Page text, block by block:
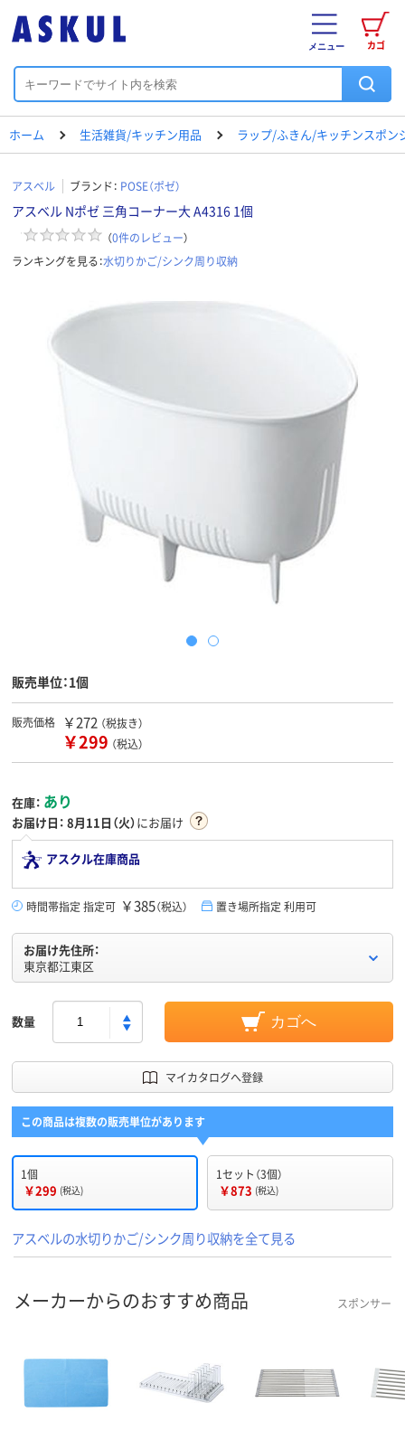
カゴ
メニュー
ホーム 生活雑貨/キッチン用品 ラップ/ふきん/キッチンスポン
アスベル ブランド： POSE（ポゼ）
アスベル Nポゼ 三角コーナー大 A4316 1個
（0件のレビュー）
ランキングを見る：水切りかご/シンク周り収納
販売単位：1個
販売価格 ￥272 （税抜き）
￥299 （税込）
在庫： あり
お届け日： 8月11日（火）にお届け
アスクル在庫商品
時間帯指定 指定可 ￥385（税込） 置き場所指定 利用可
お届け先住所：
東京都江東区
数量 カゴへ
マイカタログへ登録
この商品は複数の販売単位があります
1個
￥299 (税込)
1セット（3個）
￥873 (税込)
アスベルの水切りかご/シンク周り収納を全て見る
メーカーからのおすすめ商品 スポンサー